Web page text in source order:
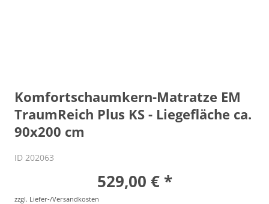
Komfortschaumkern-Matratze EM
TraumReich Plus KS - Liegefläche ca.
90x200 cm
ID 202063
529,00 € *
zzgl. Liefer-/Versandkosten